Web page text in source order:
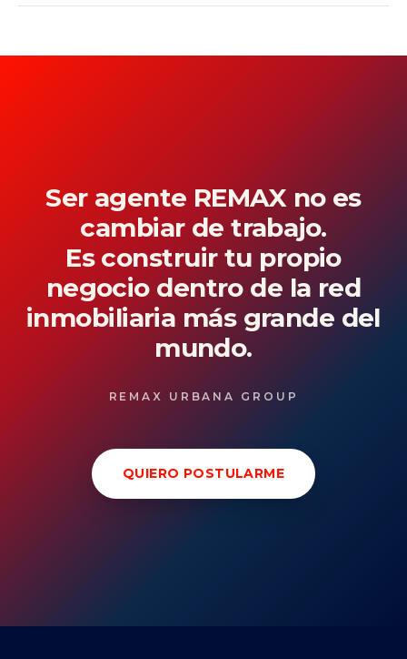
Ser agente REMAX no es
cambiar de trabajo.
Es construir tu propio
negocio dentro de la red
inmobiliaria más grande del
mundo.
REMAX URBANA GROUP
QUIERO POSTULARME